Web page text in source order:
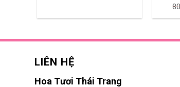
LIÊN HỆ
Hoa Tươi Thái Trang